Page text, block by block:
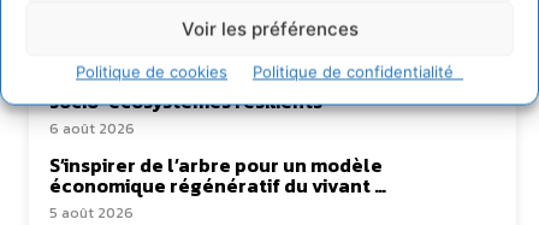
Voir les préférences
Politique de cookies Politique de confidentialité
d’Accompagnement des Transitions
Soutenir un pastoralisme durable en faveur de
socio-écosystèmes résilients
6 août 2026
S’inspirer de l’arbre pour un modèle
économique régénératif du vivant …
5 août 2026